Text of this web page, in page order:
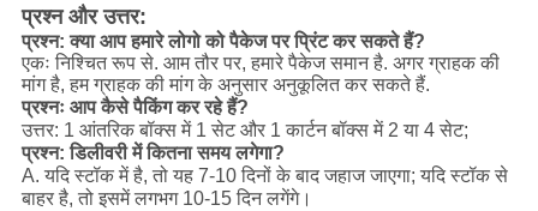
प्रश्न और उत्तर:
प्रश्न: क्या आप हमारे लोगो को पैकेज पर प्रिंट कर सकते हैं?
एकः निश्चित रूप से. आम तौर पर, हमारे पैकेज समान है. अगर ग्राहक की
मांग है, हम ग्राहक की मांग के अनुसार अनुकूलित कर सकते हैं.
प्रश्नः आप कैसे पैकिंग कर रहे हैं?
उत्तर: 1 आंतरिक बॉक्स में 1 सेट और 1 कार्टन बॉक्स में 2 या 4 सेट;
प्रश्न: डिलीवरी में कितना समय लगेगा?
A. यदि स्टॉक में है, तो यह 7-10 दिनों के बाद जहाज जाएगा; यदि स्टॉक से
बाहर है, तो इसमें लगभग 10-15 दिन लगेंगे।